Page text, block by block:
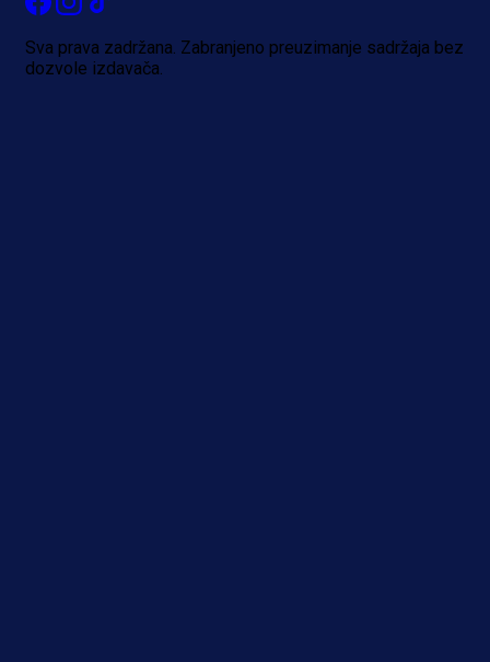
Više vijesti
Sva prava zadržana. Zabranjeno preuzimanje sadržaja bez
dozvole izdavača.